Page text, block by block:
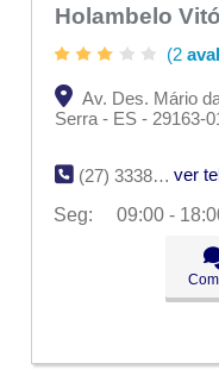
Holambelo
(2
Av. Des. Mário
Serra - ES - 29163-
(27) 3338-1608
ver
Seg:
09:00 -
09:00 -
09:00 -
09:00 -